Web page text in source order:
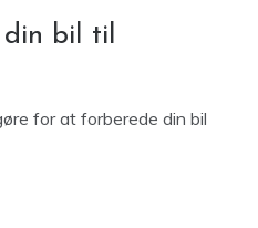
din bil til
for at forberede din bil